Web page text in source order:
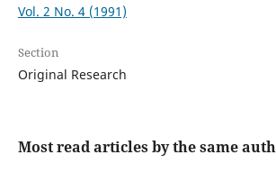
Vol. 2 No. 4 (1991)
Section
Original Research
Most read articles by the same